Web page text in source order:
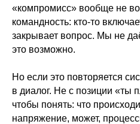
«компромисс» вообще не
командность: кто-то
закрывает вопрос. Мы не
это возможно.
Но если это повторяется
в диалог. Не с позиции «ты
чтобы понять: что
напряжение, может,